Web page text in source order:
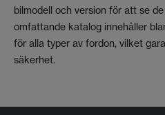
bilmodell och version för att se
omfattande katalog innehåller
för alla typer av fordon, vilket
säkerhet.